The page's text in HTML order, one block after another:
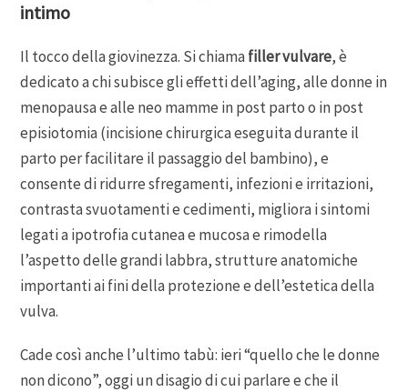
intimo
Il tocco della giovinezza. Si chiamafiller vulvare, è
dedicato a chi subisce gli effetti dell’aging, alle donne in
menopausa e alle neo mamme in post parto o in post
episiotomia (incisione chirurgica eseguita durante il
parto per facilitare il passaggio del bambino), e
consente di ridurre sfregamenti, infezioni e irritazioni,
contrasta svuotamenti e cedimenti, migliora i sintomi
legati a ipotrofia cutanea e mucosa e rimodella
l’aspetto delle grandi labbra, strutture anatomiche
importanti ai fini della protezione e dell’estetica della
vulva.
Cade così anche l’ultimo tabù: ieri “quello che le donne
non dicono”, oggi un disagio di cui parlare e che il